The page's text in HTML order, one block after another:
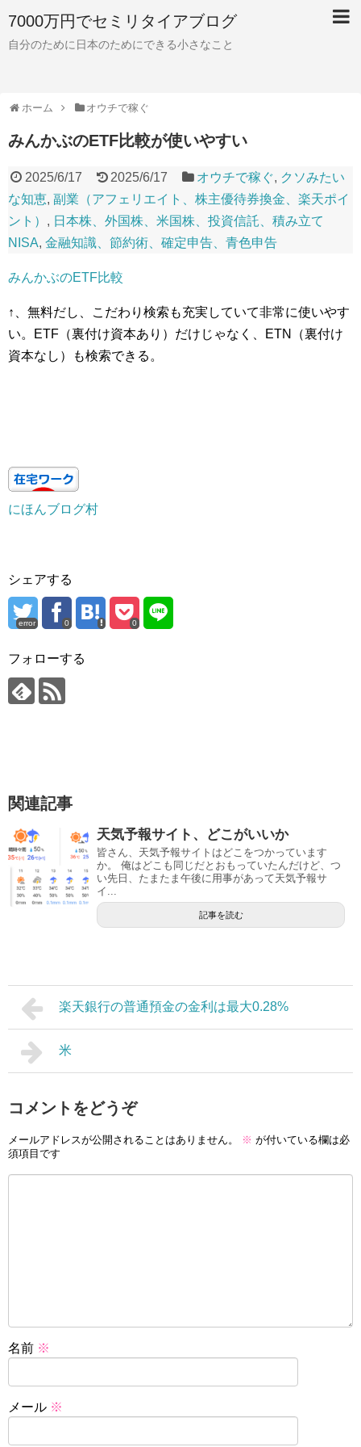
7000万円でセミリタイアブログ
自分のために日本のためにできる小さなこと
ホーム オウチで稼ぐ
みんかぶのETF比較が使いやすい
2025/6/17 2025/6/17 オウチで稼ぐ, クソみたい
な知恵, 副業（アフェリエイト、株主優待券換金、楽天ポイ
ント） , 日本株、外国株、米国株、投資信託、積み立て
NISA, 金融知識、節約術、確定申告、青色申告
みんかぶのETF比較
↑、無料だし、こだわり検索も充実していて非常に使いやす
い。ETF（裏付け資本あり）だけじゃなく、ETN（裏付け
資本なし）も検索できる。
にほんブログ村
シェアする
error 0 0
フォローする
関連記事
天気予報サイト、どこがいいか
皆さん、天気予報サイトはどこをつかっています
か。 俺はどこも同じだとおもっていたんだけど、つ
い先日、たまたま午後に用事があって天気予報サ
イ...
記事を読む
楽天銀行の普通預金の金利は最大0.28%
米
コメントをどうぞ
メールアドレスが公開されることはありません。 ※ が付いている欄は必
須項目です
名前 ※
メール ※